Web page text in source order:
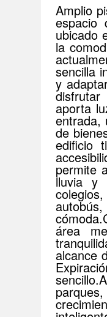
Amplio
espacio
ubicado
la
sencilla
y
aporta
entrada,
de
edificio
permite
lluvia y
área
alcance